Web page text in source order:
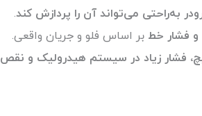
به‌راحتی می‌تواند آن را پردازش کند.
و فشار خط بر اساس فلو و جریان واقعی.
فشار زیاد در سیستم هیدرولیک و نقص